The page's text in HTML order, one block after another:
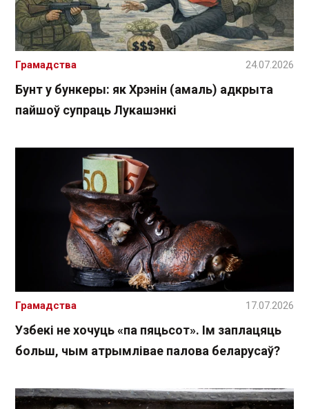
Бунт у бункеры: як Хрэнін (амаль) адкрыта
пайшоў супраць Лукашэнкі
Грамадства 24.07.2026
Узбекі не хочуць «па пяцьсот». Ім заплацяць
больш, чым атрымлівае палова беларусаў?
Грамадства 17.07.2026